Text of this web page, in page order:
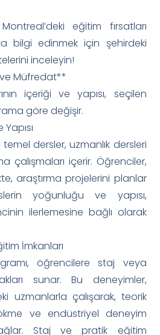
eğitim fırsatları
bilgi edinmek için şehirdeki
inceleyin!
Müfredat**
içeriği ve yapısı, seçilen
göre değişir.
dersler, uzmanlık dersleri
çalışmaları içerir. Öğrenciler,
araştırma projelerini planlar
yoğunluğu ve yapısı,
ilerlemesine bağlı olarak
İmkanları
öğrencilere staj veya
sunar. Bu deneyimler,
uzmanlarla çalışarak, teorik
ve endüstriyel deneyim
Staj ve pratik eğitim